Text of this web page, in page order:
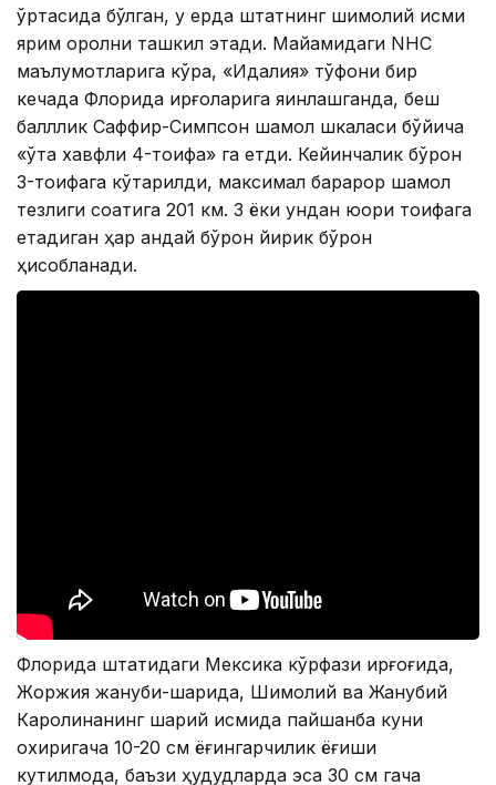
ўртасида бўлган, у ерда штатнинг шимолий қисми
ярим оролни ташкил этади. Майамидаги NHC
маълумотларига кўра, «Идалия» тўфони бир
кечада Флорида қирғоқларига яқинлашганда, беш
балллик Саффир-Симпсон шамол шкаласи бўйича
«ўта хавфли 4-тоифа» га етди. Кейинчалик бўрон
3-тоифага кўтарилди, максимал барқарор шамол
тезлиги соатига 201 км. 3 ёки ундан юқори тоифага
етадиган ҳар қандай бўрон йирик бўрон
ҳисобланади.
Флорида штатидаги Мексика кўрфази қирғоғида,
Жоржия жануби-шарқида, Шимолий ва Жанубий
Каролинанинг шарқий қисмида пайшанба куни
охиригача 10-20 см ёғингарчилик ёғиши
кутилмоқда, баъзи ҳудудларда эса 30 см гача